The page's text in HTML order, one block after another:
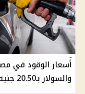
والسولار بـ20.50 جنيه